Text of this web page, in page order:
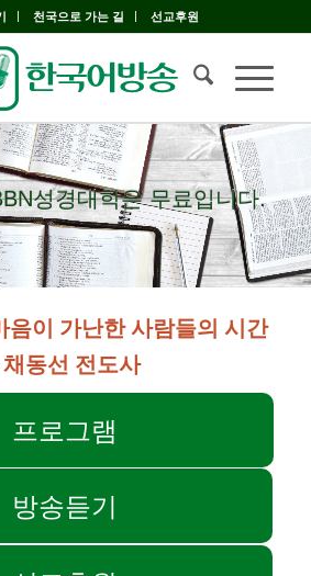
천국으로 가는 길 선교후원
성경대학은 무료입니다.
성경대학은 무료입니다.
음이 가난한 사람들의 시간
동선 전도사
프로그램
방송듣기